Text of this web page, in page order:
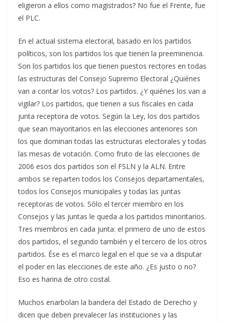
eligieron a ellos como magistrados? No fue el Frente, fue
el PLC.
En el actual sistema electoral, basado en los partidos
políticos, son los partidos los que tienen la preeminencia.
Son los partidos los que tienen puestos rectores en todas
las estructuras del Consejo Supremo Electoral ¿Quiénes
van a contar los votos? Los partidos. ¿Y quiénes los van a
vigilar? Los partidos, que tienen a sus fiscales en cada
junta receptora de votos. Según la Ley, los dos partidos
que sean mayoritarios en las elecciones anteriores son
los que dominan todas las estructuras electorales y todas
las mesas de votación. Como fruto de las elecciones de
2006 esos dos partidos son el FSLN y la ALN. Entre
ambos se reparten todos los Consejos departamentales,
todos los Consejos municipales y todas las juntas
receptoras de votos. Sólo el tercer miembro en los
Consejos y las juntas le queda a los partidos minoritarios.
Tres miembros en cada junta: el primero de uno de estos
dos partidos, el segundo también y el tercero de los otros
partidos. Ése es el marco legal en el que se va a disputar
el poder en las elecciones de este año. ¿Es justo o no?
Eso es harina de otro costal.
Muchos enarbolan la bandera del Estado de Derecho y
dicen que deben prevalecer las instituciones y las